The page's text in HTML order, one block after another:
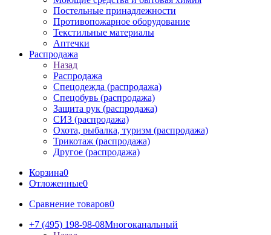
Постельные принадлежности
Противопожарное оборудование
Текстильные материалы
Аптечки
Распродажа
Назад
Распродажа
Спецодежда (распродажа)
Спецобувь (распродажа)
Защита рук (распродажа)
СИЗ (распродажа)
Охота, рыбалка, туризм (распродажа)
Трикотаж (распродажа)
Другое (распродажа)
Корзина0
Отложенные0
Сравнение товаров0
+7 (495) 198-98-08Многоканальный